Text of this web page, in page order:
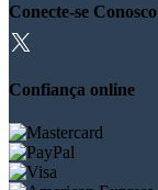
Conecte-se Conosco
Confiança online